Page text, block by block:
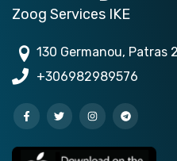
Zoog Services IKE
130 Germanou, Patras
+306982989576